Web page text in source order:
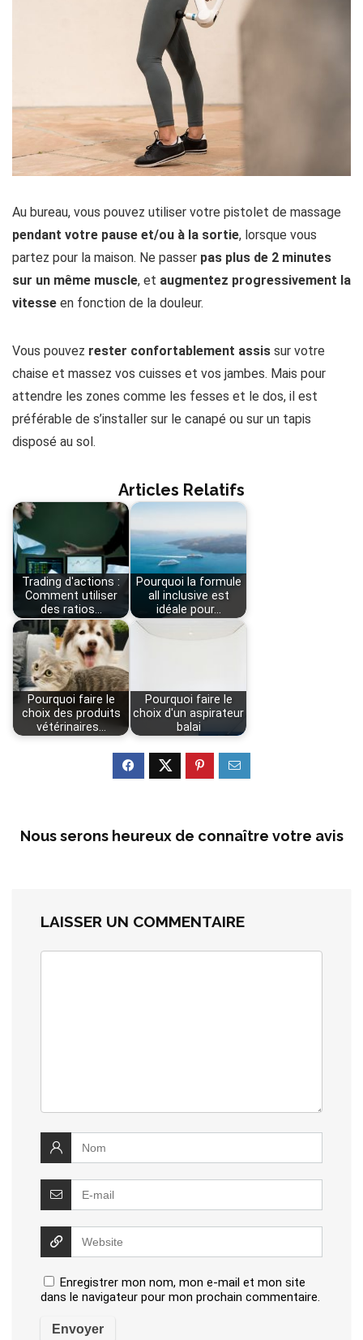
Au bureau, vous pouvez utiliser votre pistolet de massage
pendant votre pause et/ou à la sortie, lorsque vous
partez pour la maison. Ne passer pas plus de 2 minutes
sur un même muscle, et augmentez progressivement la
vitesse en fonction de la douleur.
Vous pouvez rester confortablement assis sur votre
chaise et massez vos cuisses et vos jambes. Mais pour
attendre les zones comme les fesses et le dos, il est
préférable de s’installer sur le canapé ou sur un tapis
disposé au sol.
Articles Relatifs
Trading d'actions :
Comment utiliser
des ratios…
Pourquoi la formule
all inclusive est
idéale pour…
Pourquoi faire le
choix des produits
vétérinaires…
Pourquoi faire le
choix d'un aspirateur
balai
Nous serons heureux de connaître votre avis
LAISSER UN COMMENTAIRE
Enregistrer mon nom, mon e-mail et mon site
dans le navigateur pour mon prochain commentaire.